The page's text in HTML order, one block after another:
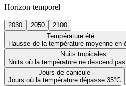
Horizon temporel
2030 2050
2100
Température été
Hausse de la température moyenne en
Nuits tropicales
Nuits où la température ne descend
Jours de canicule
Jours où la température dépasse 35°C